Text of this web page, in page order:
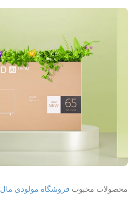
محصولات محبوب فروشگاه مولودی مال